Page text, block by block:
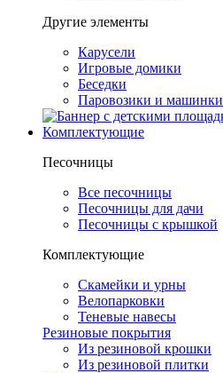
Другие элементы
Карусели
Игровые домики
Беседки
Паровозики и машинки
Комплектующие
Песочницы
Все песочницы
Песочницы для дачи
Песочницы с крышкой
Комплектующие
Скамейки и урны
Велопарковки
Теневые навесы
Резиновые покрытия
Из резиновой крошки
Из резиновой плитки